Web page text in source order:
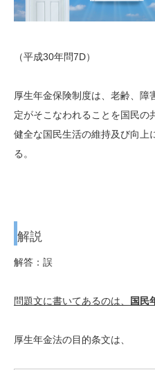
（平成30年問7D）
厚生年金保険制度は、老齢、
定がそこなわれることを国民の
健全な国民生活の維持及び向上
る。
解説
解答：誤
問題文に書いてあるのは、 国民
厚生年金法の目的条文は、